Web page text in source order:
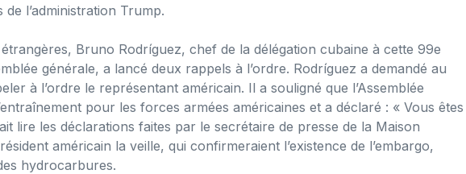
l’administration Trump.
Bruno Rodríguez, chef de la délégation cubaine à cette 99e
générale, a lancé deux rappels à l’ordre. Rodríguez a demandé au
à l’ordre le représentant américain. Il a souligné que l’Assemblée
pour les forces armées américaines et a déclaré : « Vous êtes
lire les déclarations faites par le secrétaire de presse de la Maison
américain la veille, qui confirmeraient l’existence de l’embargo,
hydrocarbures.